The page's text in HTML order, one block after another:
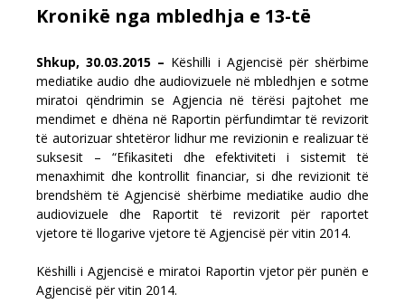
Kronikë nga mbledhja e 13-të
Shkup, 30.03.2015 – Këshilli i Agjencisë për shërbime
mediatike audio dhe audiovizuele në mbledhjen e sotme
miratoi qëndrimin se Agjencia në tërësi pajtohet me
mendimet e dhëna në Raportin përfundimtar të revizorit
të autorizuar shtetëror lidhur me revizionin e realizuar të
suksesit – “Efikasiteti dhe efektiviteti i sistemit të
menaxhimit dhe kontrollit financiar, si dhe revizionit të
brendshëm të Agjencisë shërbime mediatike audio dhe
audiovizuele dhe Raportit të revizorit për raportet
vjetore të llogarive vjetore të Agjencisë për vitin 2014.
Këshilli i Agjencisë e miratoi Raportin vjetor për punën e
Agjencisë për vitin 2014.